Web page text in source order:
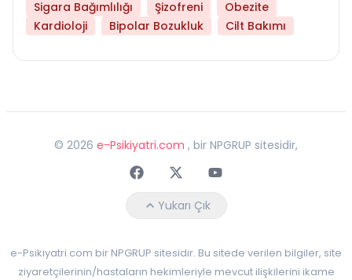
Sigara Bağımlılığı
Şizofreni
Obezite
Kardioloji
Bipolar Bozukluk Cilt Bakımı
© 2026 e-Psikiyatri.com , bir NPGRUP sitesidir,
FaceebokTwitterYoutube
Yukarı Çık
e-Psikiyatri.com bir NPGRUP sitesidir. Bu sitede verilen bilgiler, site
ziyaretçilerinin/hastaların hekimleriyle mevcut ilişkilerini ikame